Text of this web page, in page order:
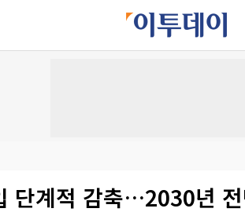
단계적 감축…2030년